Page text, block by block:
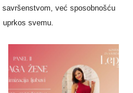
već sposobnošću
svemu.